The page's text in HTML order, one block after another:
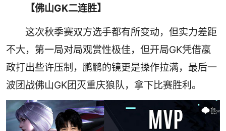
【佛山GK二连胜】
这次秋季赛双方选手都有所变动，但实力差距
不大，第一局对局观赏性极佳，但开局GK凭借嬴
政打出些许压制，鹏鹏的镜更是操作拉满，最后一
波团战佛山GK团灭重庆狼队，拿下比赛胜利。